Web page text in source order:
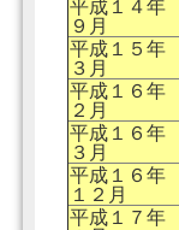
平成１４年
９月
平成１５年
３月
平成１６年
２月
平成１６年
３月
平成１６年
１２月
平成１７年